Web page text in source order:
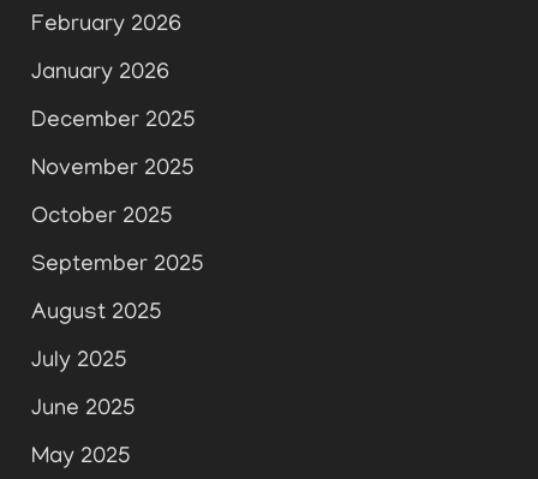
February 2026
January 2026
December 2025
November 2025
October 2025
September 2025
August 2025
July 2025
June 2025
May 2025